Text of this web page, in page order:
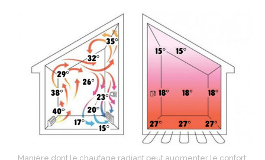
Manière dont le chaufage radiant peut augmenter le confort: